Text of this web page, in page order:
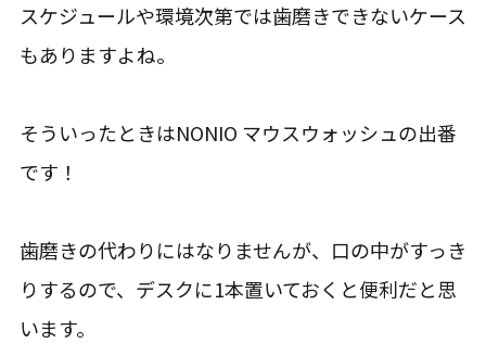
スケジュールや環境次第では歯磨きできないケース
もありますよね。
そういったときはNONIO マウスウォッシュの出番
です！
歯磨きの代わりにはなりませんが、口の中がすっき
りするので、デスクに1本置いておくと便利だと思
います。